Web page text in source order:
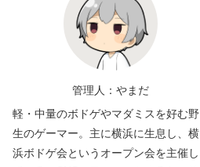
管理人：やまだ
軽・中量のボドゲやマダミスを好む野
生のゲーマー。主に横浜に生息し、横
浜ボドゲ会というオープン会を主催し